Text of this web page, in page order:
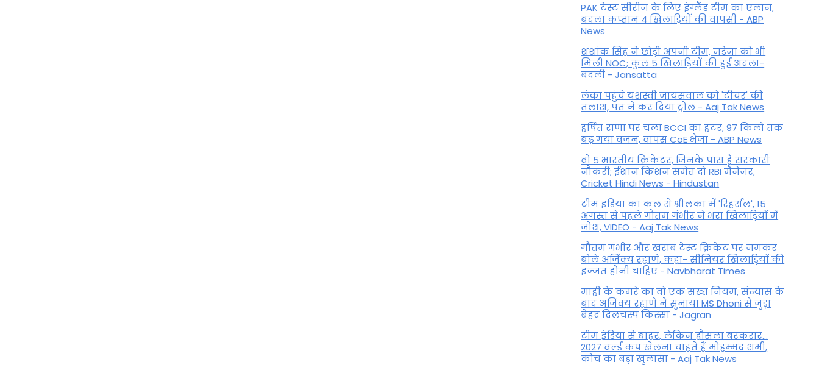
PAK टेस्ट सीरीज के लिए इंग्लैंड टीम का एलान,
बदला कप्तान 4 खिलाड़ियों की वापसी - ABP
News
शशांक सिंह ने छोड़ी अपनी टीम, जडेजा को भी
मिली NOC; कुल 5 खिलाड़ियों की हुई अदला-
बदली - Jansatta
लंका पहुंचे यशस्वी जायसवाल को 'टीचर' की
तलाश, पंत ने कर द‍िया ट्रोल - Aaj Tak News
हर्षित राणा पर चला BCCI का हंटर, 97 किलो तक
बढ़ गया वजन, वापस CoE भेजा - ABP News
वो 5 भारतीय क्रिकेटर, जिनके पास है सरकारी
नौकरी; ईशान किशन समेत दो RBI मैनेजर,
Cricket Hindi News - Hindustan
टीम इंडिया का कल से श्रीलंका में 'रिहर्सल', 15
अगस्त से पहले गौतम गंभीर ने भरा ख‍िलाड़‍ियों में
जोश, VIDEO - Aaj Tak News
गौतम गंभीर और खराब टेस्ट क्रिकेट पर जमकर
बोले अजिंक्य रहाणे, कहा- सीनियर खिलाड़ियों की
इज्जत होनी चाहिए - Navbharat Times
माही के कमरे का वो एक सख्त नियम, संन्यास के
बाद अजिंक्‍य रहाणे ने सुनाया MS Dhoni से जुड़ा
बेहद दिलचस्प किस्सा - Jagran
टीम इंडिया से बाहर, लेकिन हौसला बरकरार...
2027 वर्ल्ड कप खेलना चाहते हैं मोहम्मद शमी,
कोच का बड़ा खुलासा - Aaj Tak News